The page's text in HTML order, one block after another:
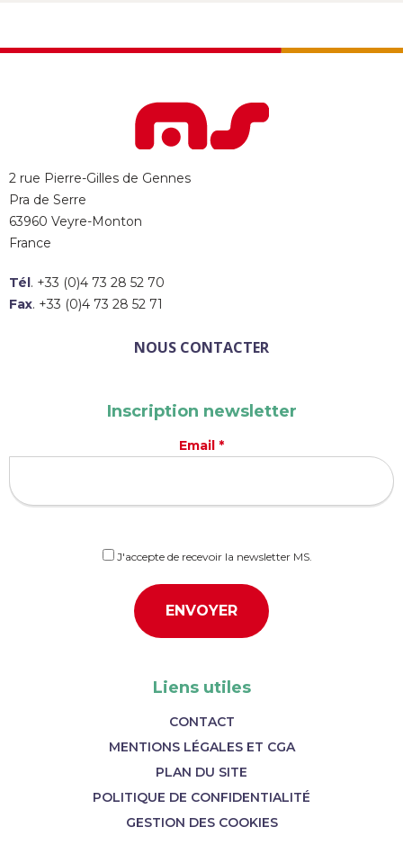
2 rue Pierre-Gilles de Gennes
Pra de Serre
63960 Veyre-Monton
France
Tél. +33 (0)4 73 28 52 70
Fax. +33 (0)4 73 28 52 71
NOUS CONTACTER
Inscription newsletter
Email *
J'accepte de recevoir la newsletter MS.
Liens utiles
CONTACT
MENTIONS LÉGALES ET CGA
PLAN DU SITE
POLITIQUE DE CONFIDENTIALITÉ
GESTION DES COOKIES